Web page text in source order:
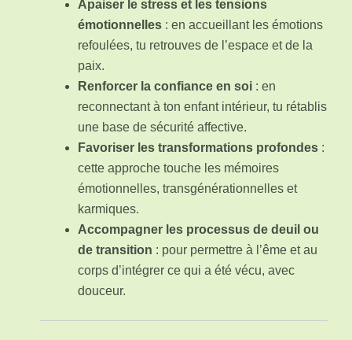
Apaiser le stress et les tensions
émotionnelles : en accueillant les émotions
refoulées, tu retrouves de l’espace et de la
paix.
Renforcer la confiance en soi : en
reconnectant à ton enfant intérieur, tu rétablis
une base de sécurité affective.
Favoriser les transformations profondes :
cette approche touche les mémoires
émotionnelles, transgénérationnelles et
karmiques.
Accompagner les processus de deuil ou
de transition : pour permettre à l’ême et au
corps d’intégrer ce qui a été vécu, avec
douceur.